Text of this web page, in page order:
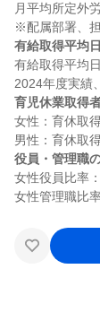
月平均所定外
有給取得平均
有給取得平均
育児休業取得
女性：育休取
役員・管理職
女性役員比率